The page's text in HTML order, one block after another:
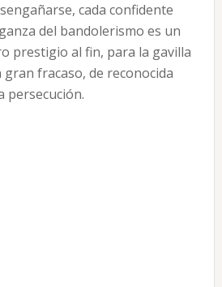
cada confidente
del bandolerismo es un
prestigio al fin, para la gavilla
fracaso, de reconocida
persecución.